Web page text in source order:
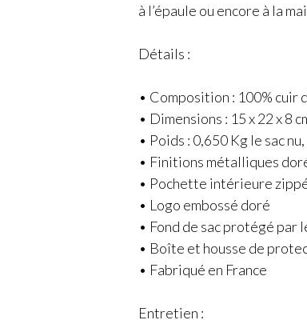
à l’épaule ou encore à la
Détails :
• Composition : 100% cuir
• Dimensions : 15 x 22 x 8
• Poids : 0,650 Kg le sac
• Finitions métalliques
• Pochette intérieure
• Logo embossé doré
• Fond de sac protégé par
• Boîte et housse de
• Fabriqué en France
Entretien :